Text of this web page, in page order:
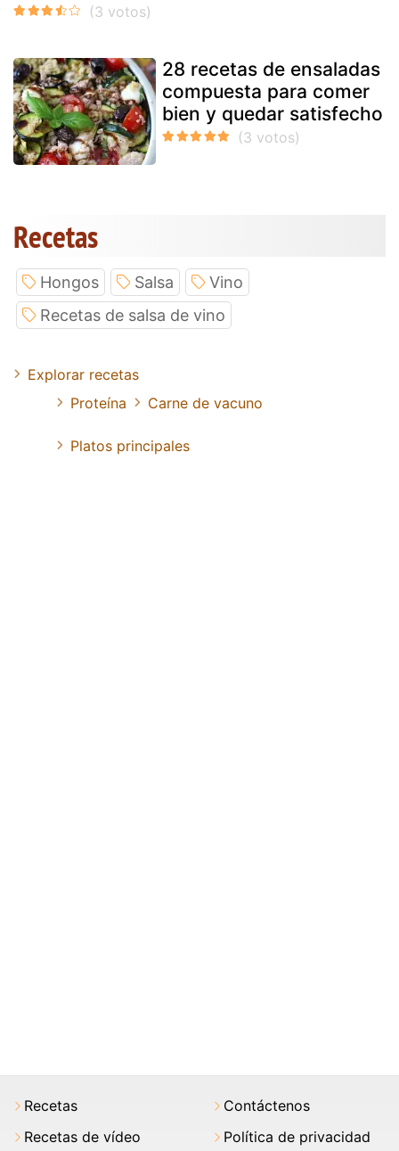
28 recetas de ensaladas
compuesta para comer
bien y quedar satisfecho
Recetas
Hongos Salsa
Vino
Recetas de salsa de vino
Explorar recetas
Proteína
Carne de vacuno
Platos principales
Recetas
Recetas de vídeo
Contáctenos
Política de privacidad